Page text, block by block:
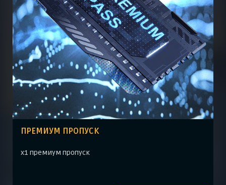
ПРЕМИУМ ПРОПУСК
х1 премиум пропуск